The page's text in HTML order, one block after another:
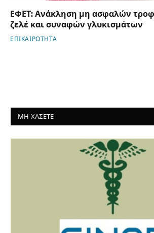
ΕΦΕΤ: Ανάκληση μη ασφαλών
ζελέ και συναφών γλυκισμάτων
ΕΠΙΚΑΙΡΟΤΗΤΑ
ΜΗ ΧΑΣΕΤΕ